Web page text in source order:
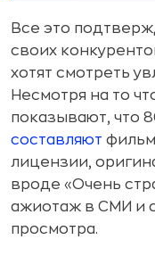
Все это
своих
хотят смотреть
Несмотря на то
показывают, что
составляют
лицензии,
вроде «Очень
ажиотаж в СМИ и
просмотра.